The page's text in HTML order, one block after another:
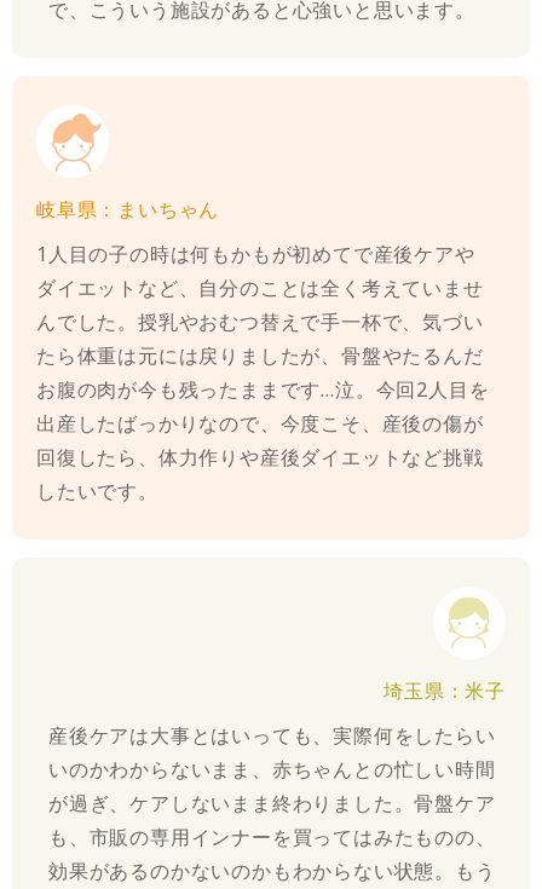
で、こういう施設があると心強いと思います。
岐阜県：まいちゃん
1人目の子の時は何もかもが初めてで産後ケアや
ダイエットなど、自分のことは全く考えていませ
んでした。授乳やおむつ替えで手一杯で、気づい
たら体重は元には戻りましたが、骨盤やたるんだ
お腹の肉が今も残ったままです…泣。今回2人目を
出産したばっかりなので、今度こそ、産後の傷が
回復したら、体力作りや産後ダイエットなど挑戦
したいです。
埼玉県：米子
産後ケアは大事とはいっても、実際何をしたらい
いのかわからないまま、赤ちゃんとの忙しい時間
が過ぎ、ケアしないまま終わりました。骨盤ケア
も、市販の専用インナーを買ってはみたものの、
効果があるのかないのかもわからない状態。もう